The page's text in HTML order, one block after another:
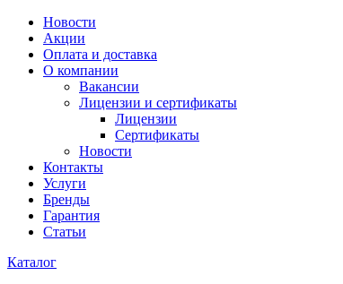
Новости
Акции
Оплата и доставка
О компании
Вакансии
Лицензии и сертификаты
Лицензии
Сертификаты
Новости
Контакты
Услуги
Бренды
Гарантия
Статьи
Каталог